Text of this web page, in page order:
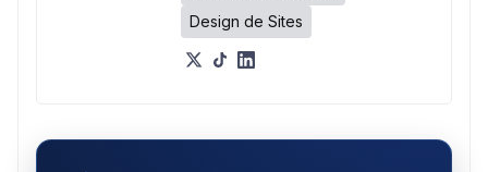
Design de Sites